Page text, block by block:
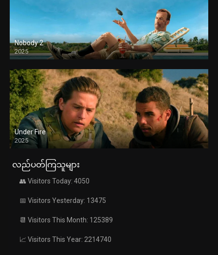
Nobody 2
2025
Under Fire
2025
လည်ပတ်ကြသူများ
👥 Visitors Today: 4050
📅 Visitors Yesterday: 13475
📆 Visitors This Month: 125389
📈 Visitors This Year: 2214740